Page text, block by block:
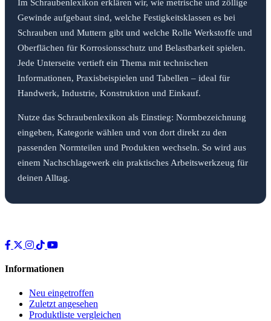
Im Schraubenlexikon erklären wir, wie metrische und zöllige
Gewinde aufgebaut sind, welche Festigkeitsklassen es bei
Schrauben und Muttern gibt und welche Rolle Werkstoffe und
Oberflächen für Korrosionsschutz und Belastbarkeit spielen.
Jede Unterseite vertieft ein Thema mit technischen
Informationen, Praxisbeispielen und Tabellen – ideal für
Handwerk, Industrie, Konstruktion und Einkauf.
Nutze das Schraubenlexikon als Einstieg: Normbezeichnung
eingeben, Kategorie wählen und von dort direkt zu den
passenden Normteilen und Produkten wechseln. So wird aus
einem Nachschlagewerk ein praktisches Arbeitswerkzeug für
deinen Alltag.
Informationen
Neu eingetroffen
Zuletzt angesehen
Produktliste vergleichen